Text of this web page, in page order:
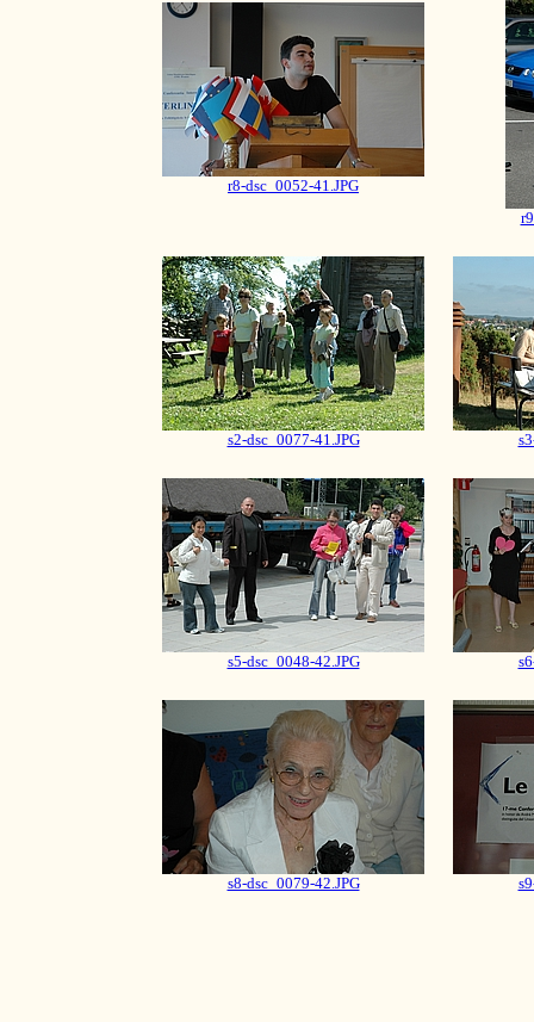
r8-dsc_0052-41.JPG
s2-dsc_0077-41.JPG
s5-dsc_0048-42.JPG
s8-dsc_0079-42.JPG